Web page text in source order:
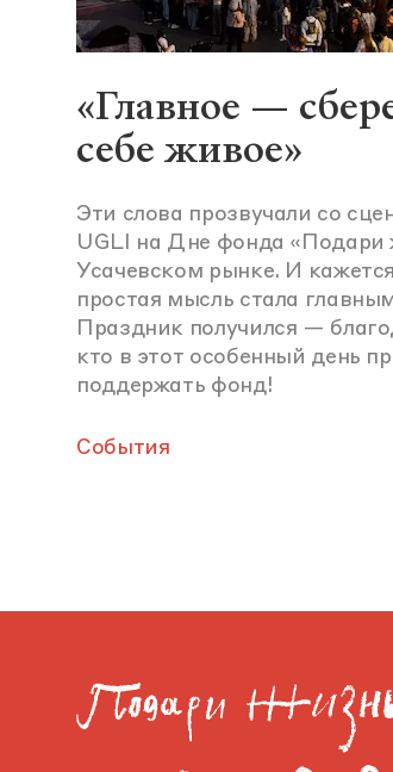
«Главное —
себе живое»
Эти слова прозвучали со
UGLI на Дне фонда «Подари
Усачевском рынке. И
простая мысль стала
Праздник получился —
кто в этот особенный день
поддержать фонд!
События